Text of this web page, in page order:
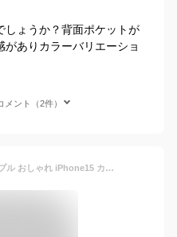
しょうか？背面ポケットが
ありカラーバリエーショ
ント（2件）
iPhone16 最新 16e 本革 シンプル おしゃれ iPhone15 カードポケット iPhone14 iPhone13 iPhone 12 Pro Max Plus iPhone11 iPhone XR iPhone XS iPhone X レザー カード収納 背面保護 耐衝撃 高級本革 レディース メンズ スマホケース ギフト アイフォン HANATORA ハナトラ